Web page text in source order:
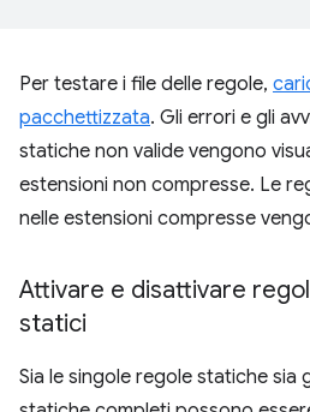
Per testare i file delle regole,
pacchettizzata. Gli errori e gli
statiche non valide vengono
estensioni non compresse. Le
nelle estensioni compresse
Attivare e disattivare
statici
Sia le singole regole statiche sia